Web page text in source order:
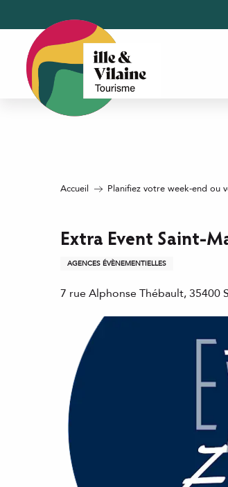
contenu
principal
Accueil Planifiez votre week-end ou
Extra Event Saint-
AGENCES ÉVÈNEMENTIELLES
7 rue Alphonse Thébault, 35400